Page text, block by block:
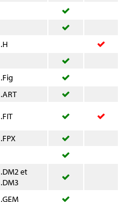
.H
.Fig
.ART
.FIT
.FPX
.DM2 et
.DM3
.GEM